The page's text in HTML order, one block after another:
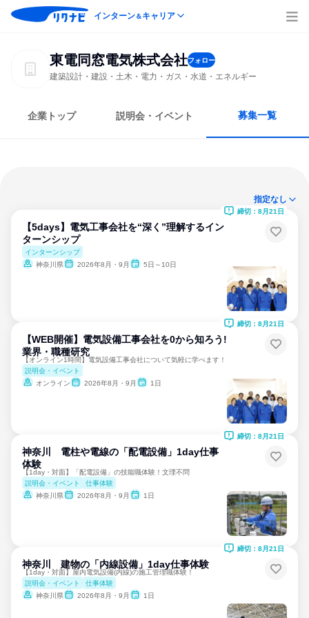
インターン＆キャリア
東電同窓電気株式会社フォロー
建築設計・建設・土木・電力・ガス・水道・エネルギー
企業トップ 説明会・イベント 募集一覧
指定なし
【5days】電気工事会社を“深く”理解するイン
ターンシップ
インターンシップ
神奈川県
2026年8月・9月 5日～10日
締切：8月21日
【WEB開催】電気設備工事会社を0から知ろう!
業界・職種研究
【オンライン1時間】電気設備工事会社について気軽に学べます！
説明会・イベント
オンライン
2026年8月・9月 1日
締切：8月21日
神奈川 電柱や電線の「配電設備」1day仕事
体験
【1day・対面】「配電設備」の技能職体験！文理不問
説明会・イベント
仕事体験
神奈川県
2026年8月・9月 1日
締切：8月21日
神奈川 建物の「内線設備」1day仕事体験
【1day・対面】屋内電気設備(内線)の施工管理職体験！
説明会・イベント
仕事体験
神奈川県
2026年8月・9月 1日
締切：8月21日